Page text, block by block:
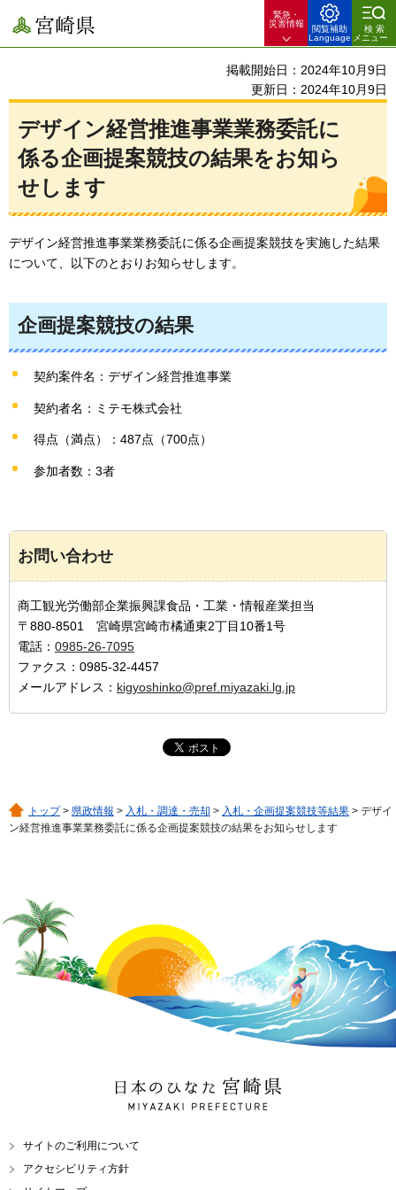
宮崎県
緊急・
災害情報
閲覧補助
Language
検索
メニュー
掲載開始日：2024年10月9日
更新日：2024年10月9日
デザイン経営推進事業業務委託に
係る企画提案競技の結果をお知ら
せします
デザイン経営推進事業業務委託に係る企画提案競技を実施した結果
について、以下のとおりお知らせします。
企画提案競技の結果
契約案件名：デザイン経営推進事業
契約者名：ミテモ株式会社
得点（満点）：487点（700点）
参加者数：3者
お問い合わせ
商工観光労働部企業振興課食品・工業・情報産業担当
〒880-8501 宮崎県宮崎市橘通東2丁目10番1号
電話： 0985-26-7095
ファクス：0985-32-4457
メールアドレス： kigyoshinko@pref.miyazaki.lg.jp
トップ> 県政情報 > 入札・調達・売却 > 入札・企画提案競技等結果 > デザイ
ン経営推進事業業務委託に係る企画提案競技の結果をお知らせします
日本のひなた 宮崎県
MIYAZAKI PREFECTURE
サイトのご利用について
アクセシビリティ方針